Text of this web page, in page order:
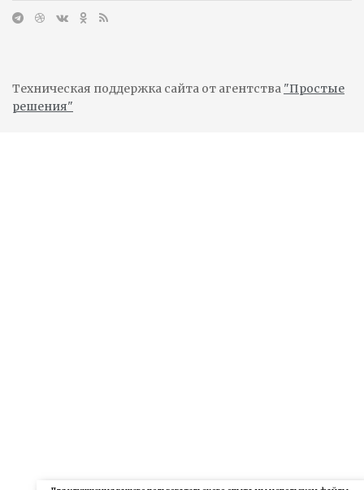
Техническая поддержка сайта от агентства "Простые
решения"